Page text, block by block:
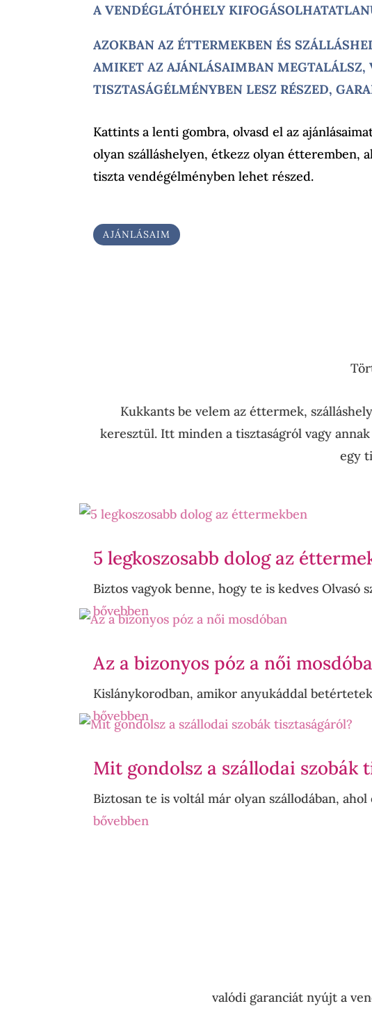
A VENDÉGLÁTÓHELY
AZOKBAN AZ ÉTTERMEKBEN ÉS
AMIKET AZ AJÁNLÁSAIMBAN MEGTALÁLSZ,
TISZTASÁGÉLMÉNYBEN LESZ RÉSZED,
Kattints a lenti gombra, olvasd el az
olyan szálláshelyen, étkezz olyan étteremben,
tiszta vendégélményben lehet részed.
AJÁNLÁSAIM
Kukkants be velem az éttermek,
keresztül. Itt minden a tisztaságról vagy
egy
5 legkoszosabb dolog az
Biztos vagyok benne, hogy te is kedves
bővebben
Az a bizonyos póz a női
Kislánykorodban, amikor anyukáddal
bővebben
Mit gondolsz a szállodai szobák
Biztosan te is voltál már olyan szállodában,
bővebben
valódi garanciát nyújt a